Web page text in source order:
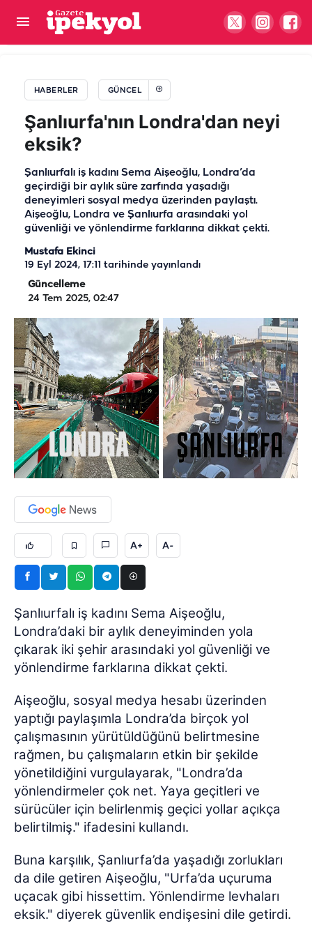
HABERLER GÜNCEL
Şanlıurfa'nın Londra'dan neyi
eksik?
Şanlıurfalı iş kadını Sema Aişeoğlu, Londra’da
geçirdiği bir aylık süre zarfında yaşadığı
deneyimleri sosyal medya üzerinden paylaştı.
Aişeoğlu, Londra ve Şanlıurfa arasındaki yol
güvenliği ve yönlendirme farklarına dikkat çekti.
Mustafa Ekinci
19 Eyl 2024, 17:11 tarihinde yayınlandı
Güncelleme
24 Tem 2025, 02:47
A+ A-
Şanlıurfalı iş kadını Sema Aişeoğlu,
Londra’daki bir aylık deneyiminden yola
çıkarak iki şehir arasındaki yol güvenliği ve
yönlendirme farklarına dikkat çekti.
Aişeoğlu, sosyal medya hesabı üzerinden
yaptığı paylaşımla Londra’da birçok yol
çalışmasının yürütüldüğünü belirtmesine
rağmen, bu çalışmaların etkin bir şekilde
yönetildiğini vurgulayarak, "Londra’da
yönlendirmeler çok net. Yaya geçitleri ve
sürücüler için belirlenmiş geçici yollar açıkça
belirtilmiş." ifadesini kullandı.
Buna karşılık, Şanlıurfa’da yaşadığı zorlukları
da dile getiren Aişeoğlu, "Urfa’da uçuruma
uçacak gibi hissettim. Yönlendirme levhaları
eksik." diyerek güvenlik endişesini dile getirdi.
Şanlıurfa’da korkunç kaza! Araç şarampole uçtu: